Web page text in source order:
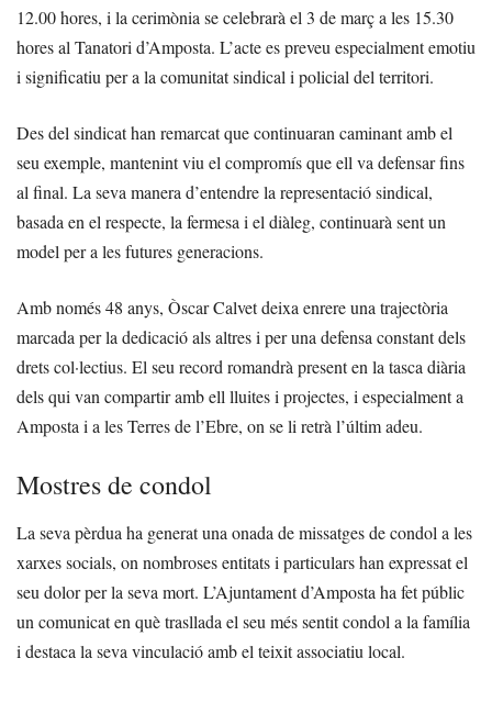
12.00 hores, i la cerimònia se celebrarà el 3 de març a les 15.30
hores al Tanatori d’Amposta. L’acte es preveu especialment emotiu
i significatiu per a la comunitat sindical i policial del territori.
Des del sindicat han remarcat que continuaran caminant amb el
seu exemple, mantenint viu el compromís que ell va defensar fins
al final. La seva manera d’entendre la representació sindical,
basada en el respecte, la fermesa i el diàleg, continuarà sent un
model per a les futures generacions.
Amb només 48 anys, Òscar Calvet deixa enrere una trajectòria
marcada per la dedicació als altres i per una defensa constant dels
drets col·lectius. El seu record romandrà present en la tasca diària
dels qui van compartir amb ell lluites i projectes, i especialment a
Amposta i a les Terres de l’Ebre, on se li retrà l’últim adeu.
Mostres de condol
La seva pèrdua ha generat una onada de missatges de condol a les
xarxes socials, on nombroses entitats i particulars han expressat el
seu dolor per la seva mort. L’Ajuntament d’Amposta ha fet públic
un comunicat en què trasllada el seu més sentit condol a la família
i destaca la seva vinculació amb el teixit associatiu local.